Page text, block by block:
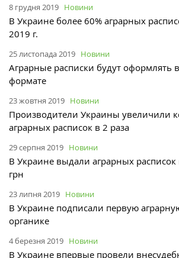
8 грудня 2019 Новини
В Украине более 60% аграрных
2019 г.
25 листопада 2019 Новини
Аграрные расписки будут оформлять
формате
23 жовтня 2019 Новини
Производители Украины увеличили
аграрных расписок в 2 раза
29 серпня 2019 Новини
В Украине выдали аграрных
грн
23 липня 2019 Новини
В Украине подписали первую
органике
4 березня 2019 Новини
В Украине впервые провели